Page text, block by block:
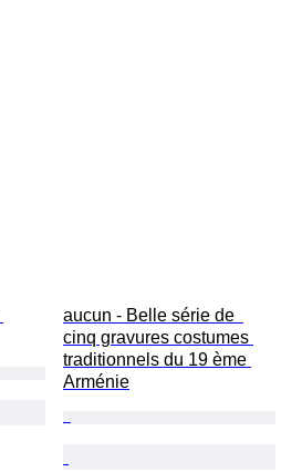
aucun - Belle série de
cinq gravures costumes
traditionnels du 19 ème
Arménie